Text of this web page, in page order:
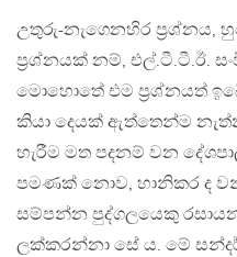
උතුරු-නැගෙනහිර ප‍්‍රශ්නය,
ප‍්‍රශ්නයක් නම්, එල්.ටී.ටී.ඊ.
මොහොතේ එම ප‍්‍රශ්නයත්
කියා දෙයක් ඇත්තෙන්ම
හැරීම මත පදනම් වන
පමණක් නොව, හානිකර ද
සම්පන්න පුද්ගලයෙකු
ලක්කරන්නා සේ ය. මේ